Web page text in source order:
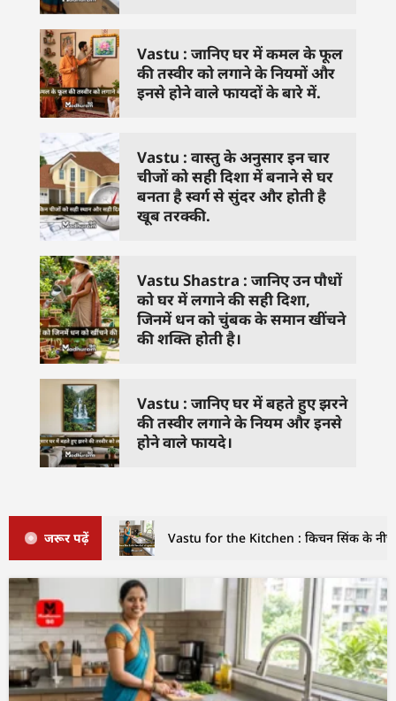
Vastu : जानिए घर में कमल के फूल
की तस्वीर को लगाने के नियमों और
इनसे होने वाले फायदों के बारे में.
Vastu : वास्तु के अनुसार इन चार
चीजों को सही दिशा में बनाने से घर
बनता है स्वर्ग से सुंदर और होती है
खूब तरक्की.
Vastu Shastra : जानिए उन पौधों
को घर में लगाने की सही दिशा,
जिनमें धन को चुंबक के समान खींचने
की शक्ति होती है।
Vastu : जानिए घर में बहते हुए झरने
की तस्वीर लगाने के नियम और इनसे
होने वाले फायदे।
जरूर पढ़ें Vastu for the Kitchen : किचन सिंक के नीचे